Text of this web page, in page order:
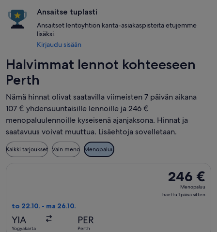
Ansaitse tuplasti
Ansaitset lentoyhtiön kanta-asiakaspisteitä etujemme
lisäksi.
Kirjaudu sisään
Halvimmat lennot kohteeseen
Perth
Nämä hinnat olivat saatavilla viimeisten 7 päivän aikana
107 € yhdensuuntaisille lennoille ja 246 €
menopaluulennoille kyseisenä ajanjaksona. Hinnat ja
saatavuus voivat muuttua. Lisäehtoja sovelletaan.
Kaikki tarjoukset Vain meno Menopaluu
246 €
Menopaluu,
haettu
246 €
Menopaluu
haettu 1 päivä sitten
to 22.10. - ma 26.10.
YIA
Yogyakarta
PER
Perth